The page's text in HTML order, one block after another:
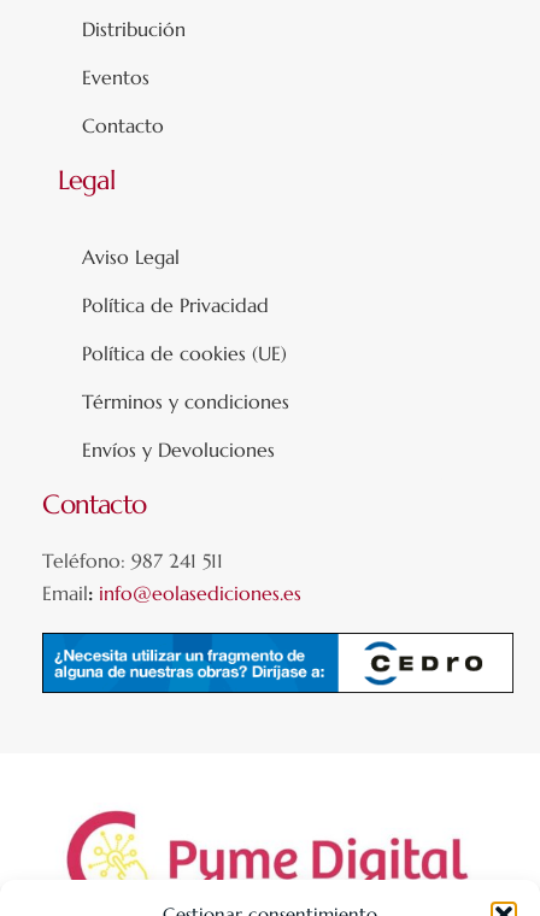
Distribución
Eventos
Contacto
Legal
Aviso Legal
Política de Privacidad
Política de cookies (UE)
Términos y condiciones
Envíos y Devoluciones
Contacto
Teléfono: 987 241 511
Email: info@eolasediciones.es